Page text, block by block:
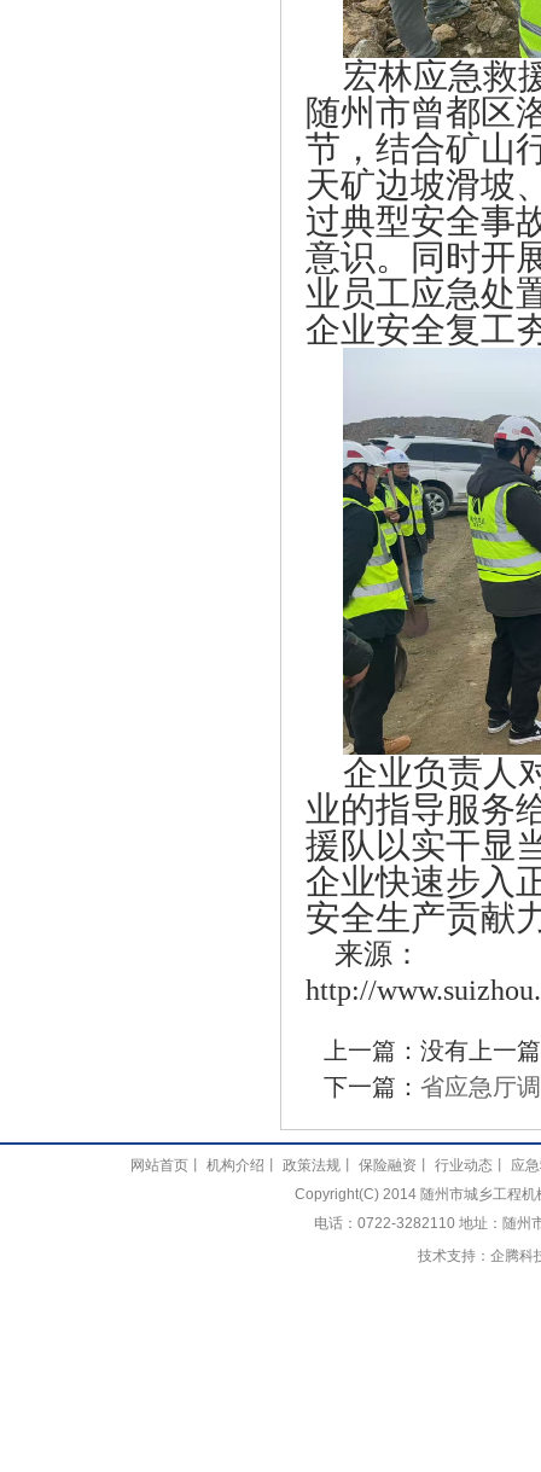
宏林应急救
随州市曾都区
节，结合矿山
天矿边坡滑坡
过典型安全事
意识。同时开
业员工应急处
企业安全复工
企业负责人
业的指导服务
援队以实干显
企业快速步入
安全生产贡献
来源：
http://
上一篇：没有上一
下一篇： 省应急厅
网站首页丨 机构介绍 政策法规丨 保险融资 行业动态
应
Copyright(C) 2014 随州市城乡工程
电话：0722-3282110 地址：随州
技术支持： 企腾科